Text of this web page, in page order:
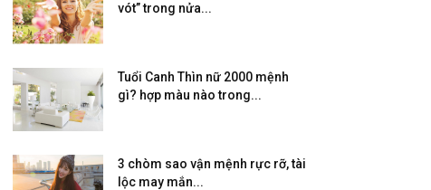
vót” trong nửa...
Tuổi Canh Thìn nữ 2000 mệnh
gì? hợp màu nào trong...
3 chòm sao vận mệnh rực rỡ, tài
lộc may mắn...